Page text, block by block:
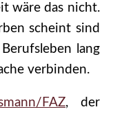
wäre das nicht.
scheint sind
lang
verbinden.
FAZ, der